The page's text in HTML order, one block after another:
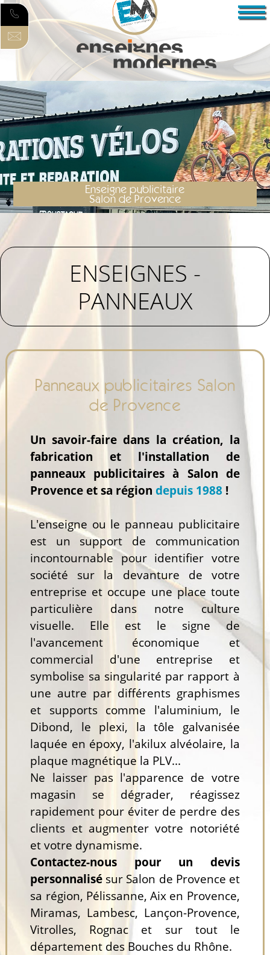
Enseigne publicitaire
Salon de Provence
ENSEIGNES -
PANNEAUX
Panneaux publicitaires Salon
de Provence
Un savoir-faire dans la création, la
fabrication et l'installation de
panneaux publicitaires à Salon de
Provence et sa régiondepuis 1988 !
L'enseigne ou le panneau publicitaire
est un support de communication
incontournable pour identifier votre
société sur la devanture de votre
entreprise et occupe une place toute
particulière dans notre culture
visuelle. Elle est le signe de
l'avancement économique et
commercial d'une entreprise et
symbolise sa singularité par rapport à
une autre par différents graphismes
et supports comme l'aluminium, le
Dibond, le plexi, la tôle galvanisée
laquée en époxy, l'akilux alvéolaire, la
plaque magnétique la PLV...
Ne laisser pas l'apparence de votre
magasin se dégrader, réagissez
rapidement pour éviter de perdre des
clients et augmenter votre notoriété
et votre dynamisme.
Contactez-nous pour un devis
personnalisé sur Salon de Provence et
sa région, Pélissanne, Aix en Provence,
Miramas, Lambesc, Lançon-Provence,
Vitrolles, Rognac et sur tout le
département des Bouches du Rhône.